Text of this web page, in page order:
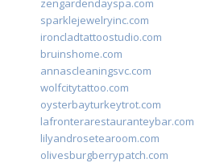
sparklejewelryinc.com
ironcladtattoostudio.com
bruinshome.com
annascleaningsvc.com
wolfcitytattoo.com
oysterbayturkeytrot.com
lafronterarestauranteybar.com
lilyandrosetearoom.com
olivesburgberrypatch.com